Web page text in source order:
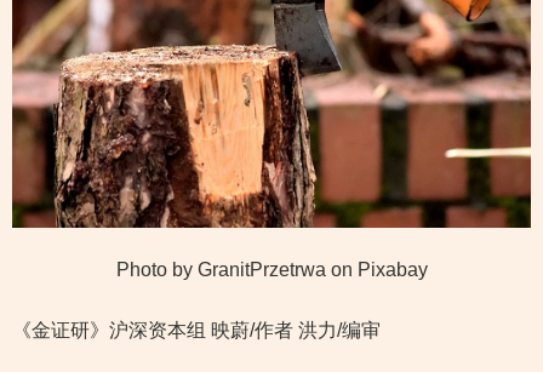
Photo by GranitPrzetrwa on Pixabay
《金证研》沪深资本组 映蔚/作者 洪力/编审